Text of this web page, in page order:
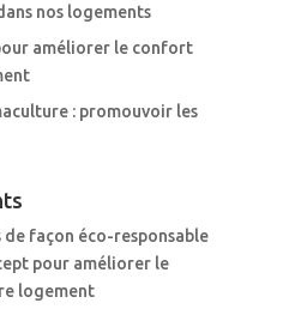
nos logements
améliorer le confort
: promouvoir les
façon éco-responsable
pour améliorer le
logement